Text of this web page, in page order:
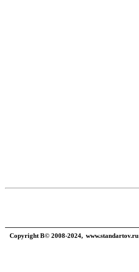
Copyright В© 2008-2024, www.standartov.ru